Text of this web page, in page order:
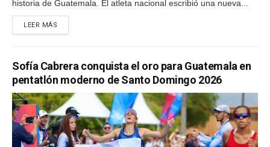
historia de Guatemala. El atleta nacional escribió una nueva...
LEER MÁS
Sofía Cabrera conquista el oro para Guatemala en
pentatlón moderno de Santo Domingo 2026